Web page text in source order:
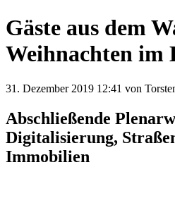
Gäste aus dem
Weihnachten im
31. Dezember 2019 12:41 von
Abschließende
Digitalisierung,
Immobilien